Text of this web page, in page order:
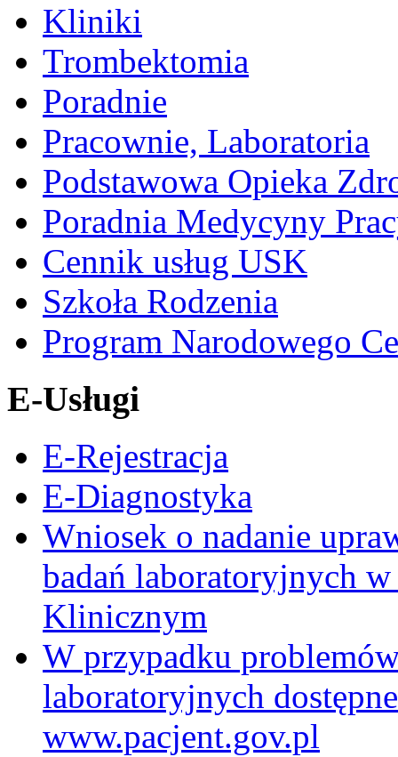
Kliniki
Trombektomia
Poradnie
Pracownie, Laboratoria
Podstawowa Opieka
Poradnia Medycyny
Cennik usług USK
Szkoła Rodzenia
Program Narodowego
E-Usługi
E-Rejestracja
E-Diagnostyka
Wniosek o nadanie
badań laboratoryjnych
Klinicznym
W przypadku
laboratoryjnych
www.pacjent.gov.pl